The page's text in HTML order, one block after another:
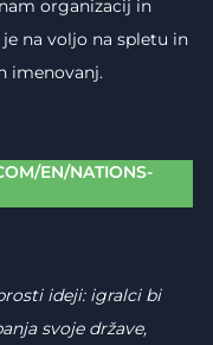
organizacij in
na voljo na spletu in
imenovanj.
EN/NATIONS-
ideji: igralci bi
svoje države,